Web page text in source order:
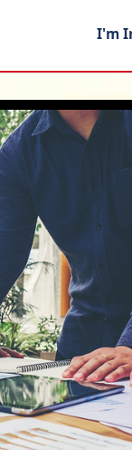
I'm